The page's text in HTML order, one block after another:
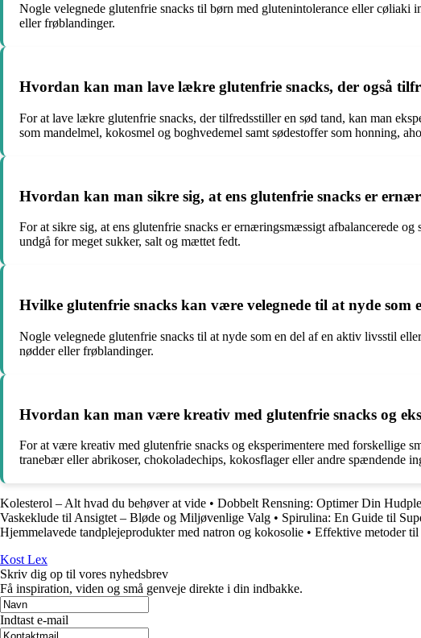
Nogle velegnede glutenfrie snacks til børn med glutenintolerance eller
eller frøblandinger.
Hvordan kan man lave lækre glutenfrie snacks, der også
For at lave lækre glutenfrie snacks, der tilfredsstiller en sød tand, kan man
som mandelmel, kokosmel og boghvedemel samt sødestoffer som honning,
Hvordan kan man sikre sig, at ens glutenfrie snacks er
For at sikre sig, at ens glutenfrie snacks er ernæringsmæssigt afbalancerede
undgå for meget sukker, salt og mættet fedt.
Hvilke glutenfrie snacks kan være velegnede til at nyde
Nogle velegnede glutenfrie snacks til at nyde som en del af en aktiv livsstil
nødder eller frøblandinger.
Hvordan kan man være kreativ med glutenfrie snacks og
For at være kreativ med glutenfrie snacks og eksperimentere med forskellige
tranebær eller abrikoser, chokoladechips, kokosflager eller andre spændende
Kolesterol – Alt hvad du behøver at vide • Dobbelt Rensning: Optimer Din
Vaskeklude til Ansigtet – Bløde og Miljøvenlige Valg • Spirulina: En Guide til
Hjemmelavede tandplejeprodukter med natron og kokosolie • Effektive metoder
Kost Lex
Skriv dig op til vores nyhedsbrev
Få inspiration, viden og små genveje direkte i din indbakke.
Indtast e-mail